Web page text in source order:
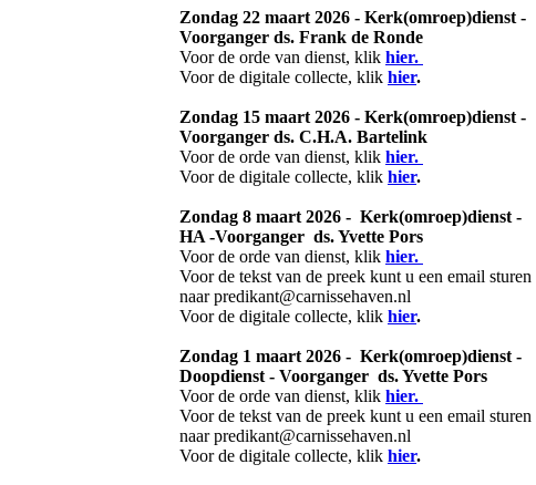
Zondag 22 maart 2026 - Kerk(omroep)dienst -
Voorganger ds. Frank de Ronde
Voor de orde van dienst, klik hier.
Voor de digitale collecte, klik hier.
Zondag 15 maart 2026 - Kerk(omroep)dienst -
Voorganger ds. C.H.A. Bartelink
Voor de orde van dienst, klik hier.
Voor de digitale collecte, klik hier.
Zondag 8 maart 2026 - Kerk(omroep)dienst -
HA -Voorganger ds. Yvette Pors
Voor de orde van dienst, klik hier.
Voor de tekst van de preek kunt u een email sturen
naar predikant@carnissehaven.nl
Voor de digitale collecte, klik hier.
Zondag 1 maart 2026 - Kerk(omroep)dienst -
Doopdienst - Voorganger ds. Yvette Pors
Voor de orde van dienst, klik hier.
Voor de tekst van de preek kunt u een email sturen
naar predikant@carnissehaven.nl
Voor de digitale collecte, klik hier.